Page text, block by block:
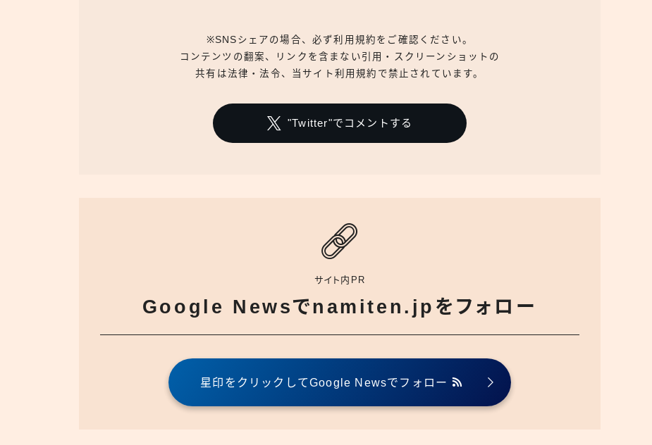
※SNSシェアの場合、必ず利用規約をご確認ください。
コンテンツの翻案、リンクを含まない引用・スクリーンショットの
共有は法律・法令、当サイト利用規約で禁止されています。
"Twitter"でコメントする
サイト内PR
Google Newsでnamiten.jpをフォロー
星印をクリックしてGoogle Newsでフォロー